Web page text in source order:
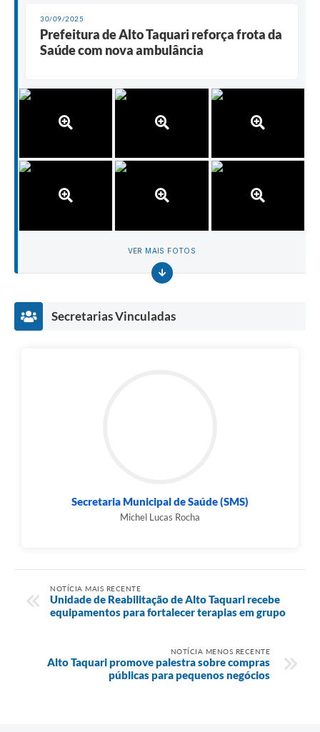
30/09/2025
Prefeitura de Alto Taquari reforça frota da
Saúde com nova ambulância
VER MAIS FOTOS
Secretarias Vinculadas
Secretaria Municipal de Saúde (SMS)
Michel Lucas Rocha
NOTÍCIA MAIS RECENTE
Unidade de Reabilitação de Alto Taquari recebe
equipamentos para fortalecer terapias em grupo
NOTÍCIA MENOS RECENTE
Alto Taquari promove palestra sobre compras
públicas para pequenos negócios